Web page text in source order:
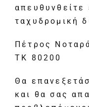
ταχυδρομική
Πέτρος
ΤΚ 80200
Θα
και θα σας